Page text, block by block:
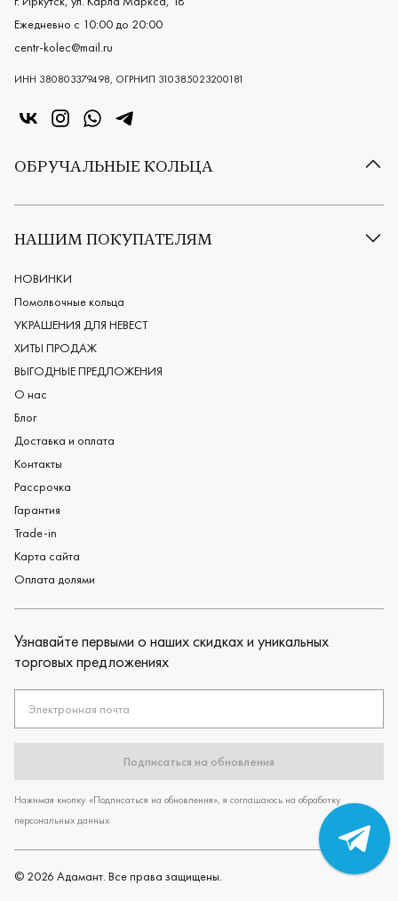
Ежедневно с 10:00 до 20:00
centr-kolec@mail.ru
ИНН 380803379498, ОГРНИП 310385023200181
«Центр колец» в VK
«Центр колец» в Instagram
«Центр колец» в Whatsapp
«Центр колец» в Telegram
ОБРУЧАЛЬНЫЕ КОЛЬЦА
Все обручальные кольца
Европейские обручальные кольца
Мужские обручальные кольца
Женские обручальные кольца
Обручальные кольца из платины
Дизайнерские обручальные кольца
Черные обручальные кольца
НАШИМ ПОКУПАТЕЛЯМ
НОВИНКИ
Помолвочные кольца
УКРАШЕНИЯ ДЛЯ НЕВЕСТ
ХИТЫ ПРОДАЖ
ВЫГОДНЫЕ ПРЕДЛОЖЕНИЯ
О нас
Блог
Доставка и оплата
Контакты
Рассрочка
Гарантия
Trade-in
Карта сайта
Оплата долями
Узнавайте первыми о наших скидках и уникальных
торговых предложениях
Электронная почта
Подписаться на обновления
Нажимая кнопку «Подписаться на обновления», я соглашаюсь на обработку
персональных данных
© 2026 Адамант. Все права защищены.